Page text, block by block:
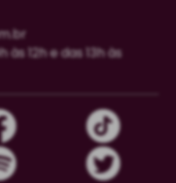
às 12h e das 13h às